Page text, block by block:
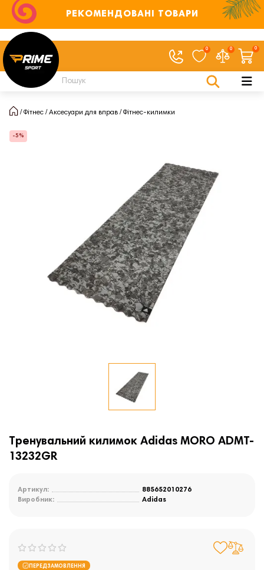
РЕКОМЕНДОВАНІ ТОВАРИ
0 0 0
Фітнес Аксесуари для вправ Фітнес-килимки
-5%
Тренувальний килимок Adidas MORO ADMT-
13232GR
Артикул:
885652010276
Виробник:
Adidas
ПЕРЕДЗАМОВЛЕННЯ